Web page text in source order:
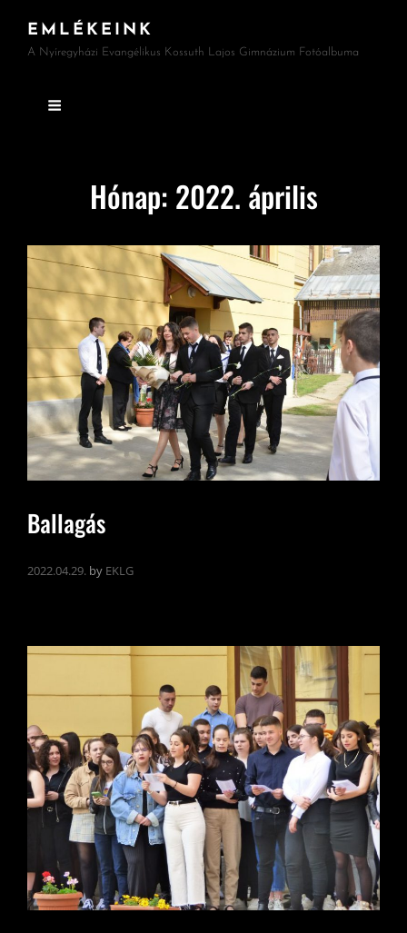
EMLÉKEINK
A Nyíregyházi Evangélikus Kossuth Lajos Gimnázium Fotóalbuma
Hónap: 2022. április
Ballagás
2022.04.29. by EKLG